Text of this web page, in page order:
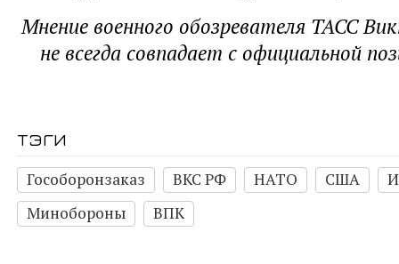
Мнение военного обозревателя ТАСС
не всегда совпадает с официальной
тэги
Гособоронзаказ ВКС РФ НАТО США
Минобороны
ВПК